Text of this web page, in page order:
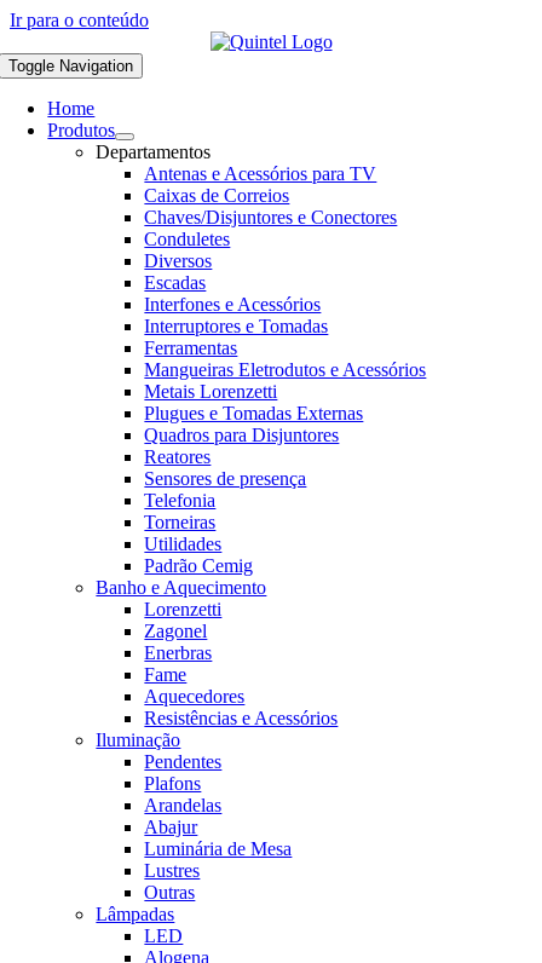
Ir para o conteúdo
Toggle Navigation
Home
Produtos
Departamentos
Antenas e Acessórios para TV
Caixas de Correios
Chaves/Disjuntores e Conectores
Conduletes
Diversos
Escadas
Interfones e Acessórios
Interruptores e Tomadas
Ferramentas
Mangueiras Eletrodutos e Acessórios
Metais Lorenzetti
Plugues e Tomadas Externas
Quadros para Disjuntores
Reatores
Sensores de presença
Telefonia
Torneiras
Utilidades
Padrão Cemig
Banho e Aquecimento
Lorenzetti
Zagonel
Enerbras
Fame
Aquecedores
Resistências e Acessórios
Iluminação
Pendentes
Plafons
Arandelas
Abajur
Luminária de Mesa
Lustres
Outras
Lâmpadas
LED
Alogena